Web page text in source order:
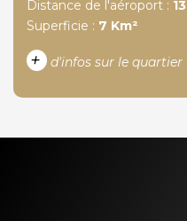
Distance de l'aéroport :
Superficie : 7 Km²
+ d'infos sur le quartier